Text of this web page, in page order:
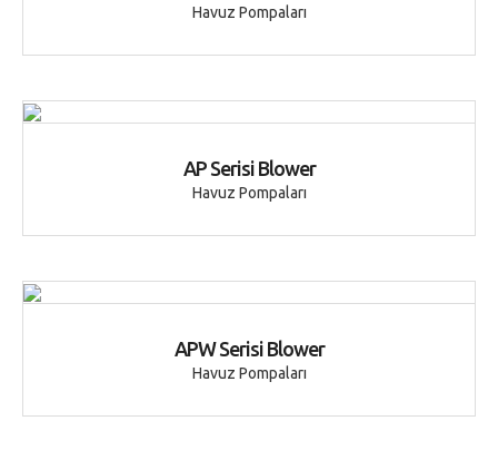
Havuz Pompaları
AP Serisi Blower
Havuz Pompaları
APW Serisi Blower
Havuz Pompaları